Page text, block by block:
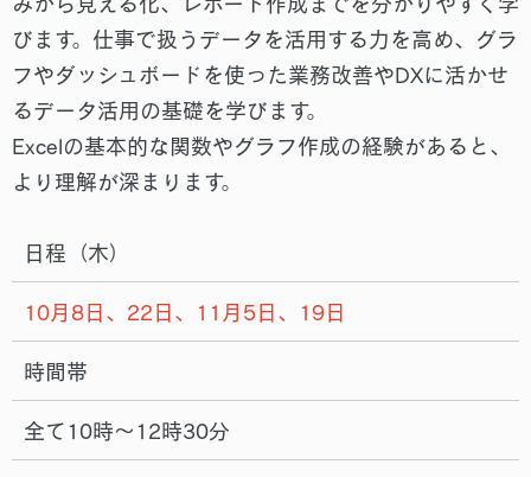
びます。仕事で扱うデータを活用する力を高め、グラ
フやダッシュボードを使った業務改善やDXに活かせ
るデータ活用の基礎を学びます。
Excelの基本的な関数やグラフ作成の経験があると、
より理解が深まります。
日程（木）
10月8日、22日、11月5日、19日
時間帯
全て10時～12時30分